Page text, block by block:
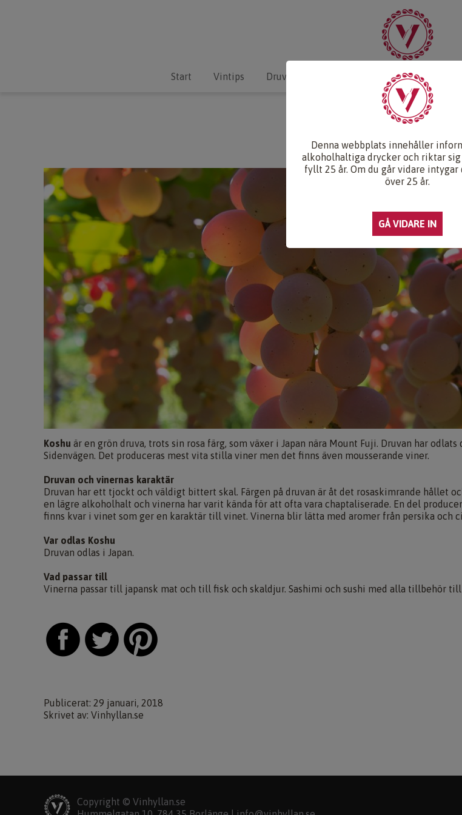
Start Vintips Druvlexikon Recept & Mat
KOSHU
Koshu är en grön druva, trots sin rosa färg, som växer i Japan nära Mount Fuji. Druvan har
Sidenvägen. Det produceras mest vita stilla viner men det finns även mousserande viner.
Druvan och vinernas karaktär
Druvan har ett tjockt och väldigt bittert skal. Färgen på druvan är åt det rosaskimrande hållet
en lägre alkoholhalt och vinerna har varit kända för att ofta vara chaptaliserade. En del
finns kvar i vinet som ger en karaktär till vinet. Vinerna blir lätta med aromer från persika och
Var odlas Koshu
Druvan odlas i Japan.
Vad passar till
Vinerna passar till japansk mat och till fisk och skaldjur. Sashimi och sushi med alla tillbehör
Publicerat: 29 januari, 2018
Skrivet av: Vinhyllan.se
Copyright © Vinhyllan.se
Denna webbplats innehåller
alkoholhaltiga drycker och riktar
fyllt 25 år. Om du går vidare intygar
över 25 år.